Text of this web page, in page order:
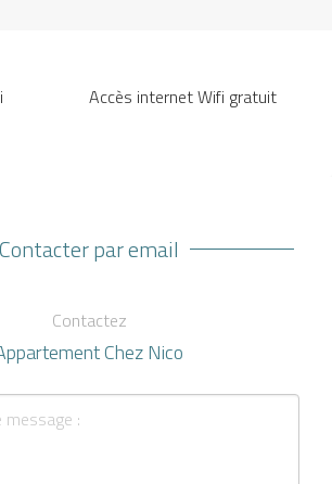
Accès internet Wifi gratuit
Contacter par email
Contactez
Chez Nico